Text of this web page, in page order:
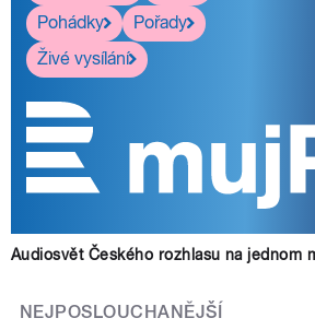
Pohádky
Pořady
Živé vysílání
Audiosvět Českého rozhlasu na jednom
NEJPOSLOUCHANĚJŠÍ